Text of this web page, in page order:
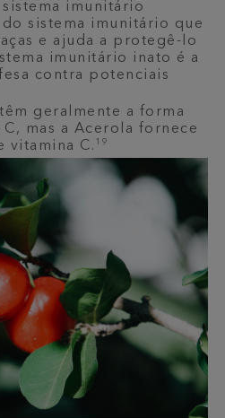
sistema imunitário
sistema imunitário que
e ajuda a protegê-lo
imunitário inato é a
contra potenciais
geralmente a forma
mas a Acerola fornece
vitamina C. 19